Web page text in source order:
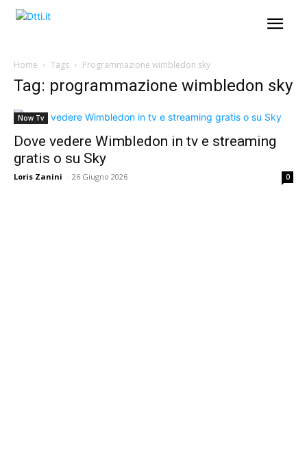
Home Tags Programmazione wimbledon sky
Tag: programmazione wimbledon sky
Now Tv
Dove vedere Wimbledon in tv e streaming
gratis o su Sky
Loris Zanini - 26 Giugno 2026 0